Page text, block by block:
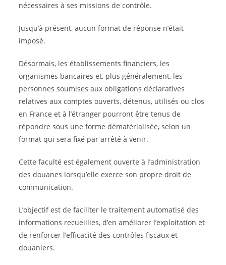
nécessaires à ses missions de contrôle.
Jusqu’à présent, aucun format de réponse n’était
imposé.
Désormais, les établissements financiers, les
organismes bancaires et, plus généralement, les
personnes soumises aux obligations déclaratives
relatives aux comptes ouverts, détenus, utilisés ou clos
en France et à l’étranger pourront être tenus de
répondre sous une forme dématérialisée, selon un
format qui sera fixé par arrêté à venir.
Cette faculté est également ouverte à l’administration
des douanes lorsqu’elle exerce son propre droit de
communication.
L’objectif est de faciliter le traitement automatisé des
informations recueillies, d’en améliorer l’exploitation et
de renforcer l’efficacité des contrôles fiscaux et
douaniers.